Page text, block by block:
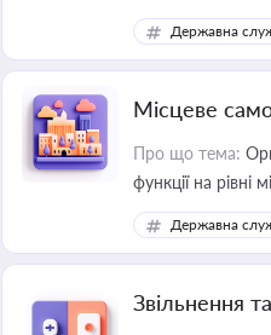
та бізнесі
Державна
Місцеве
Про що тема:
функції на рівні
Державна
Звільнення